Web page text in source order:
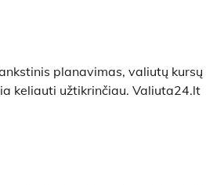
planavimas, valiutų kursų
keliauti užtikrinčiau. Valiuta24.lt